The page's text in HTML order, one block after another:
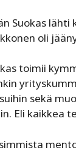
Suokas
oli
toimii
sekä
Eli kaikkea